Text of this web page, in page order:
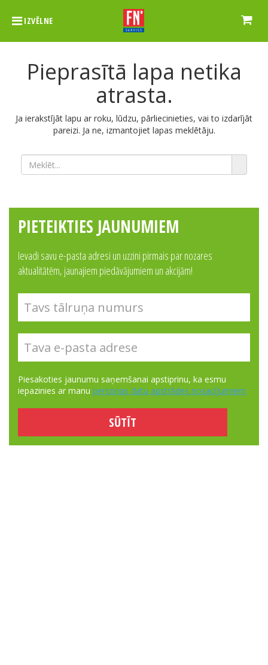
IZVĒLNE
Pieprasītā lapa netika
atrasta.
Ja ierakstījāt lapu ar roku, lūdzu, pārliecinieties, vai to izdarījāt
pareizi. Ja ne, izmantojiet lapas meklētāju.
PIETEIKTIES JAUNUMIEM
Ievadi savu e-pasta adresi un uzzini pirmais par nozares
aktualitātēm, jaunajiem piedāvājumiem un akcijām!
Piesakoties jaunumu saņemšanai apstiprinu, ka esmu
iepazinies ar manu personas datu apstrādes nosacījumiem